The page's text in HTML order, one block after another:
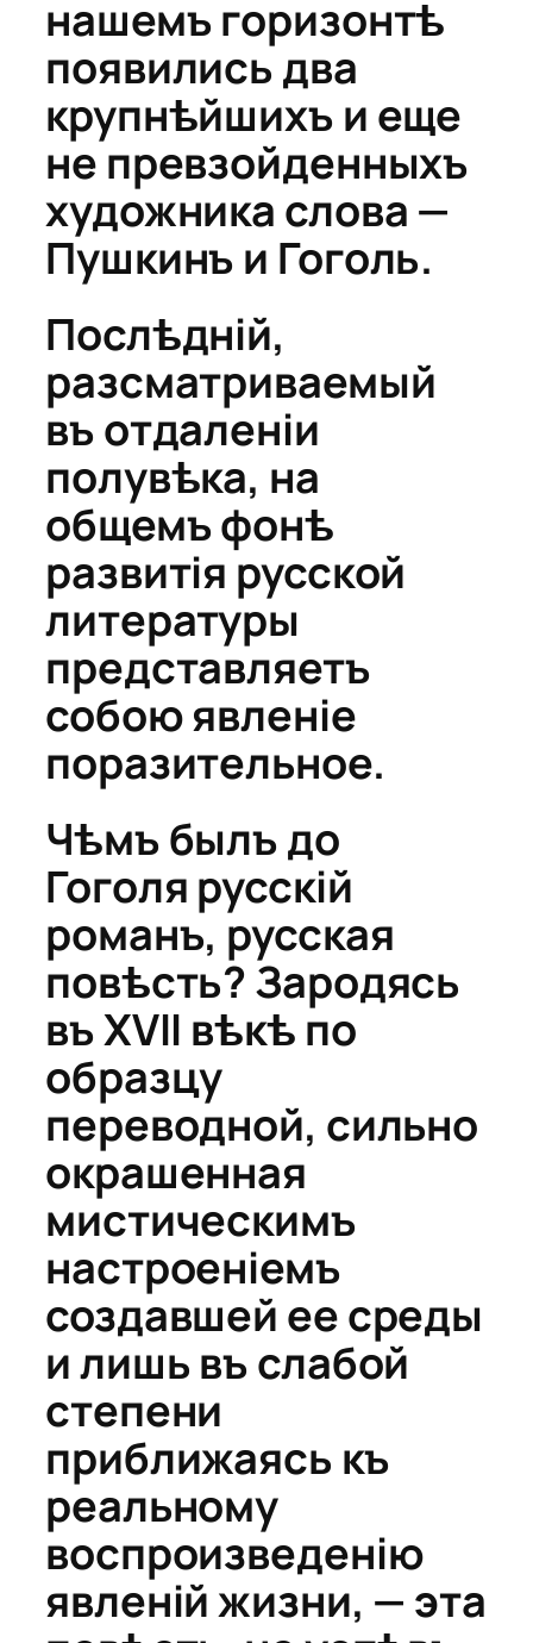
нашемъ горизонтѣ
появились два
крупнѣйшихъ и еще
не превзойденныхъ
художника слова —
Пушкинъ и Гоголь.
Послѣдній,
разсматриваемый
въ отдаленіи
полувѣка, на
общемъ фонѣ
развитія русской
литературы
представляетъ
собою явленіе
поразительное.
Чѣмъ былъ до
Гоголя русскій
романъ, русская
повѣсть? Зародясь
въ XVII вѣкѣ по
образцу
переводной, сильно
окрашенная
мистическимъ
настроеніемъ
создавшей ее среды
и лишь въ слабой
степени
приближаясь къ
реальному
воспроизведенію
явленій жизни, — эта